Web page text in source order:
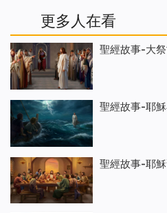
更多人在看
聖經故事-大
聖經故事-耶
聖經故事-耶